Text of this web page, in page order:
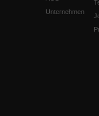
Unternehmen